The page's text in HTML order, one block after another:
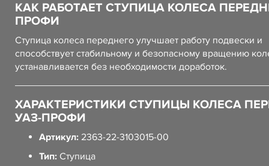
КАК РАБОТАЕТ СТУПИЦА КОЛЕСА
ПРОФИ
Ступица колеса переднего улучшает работу подвески и
способствует стабильному и безопасному вращению
устанавливается без необходимости доработок.
ХАРАКТЕРИСТИКИ СТУПИЦЫ КОЛЕСА
УАЗ-ПРОФИ
Артикул: 2363-22-3103015-00
Тип: Ступица